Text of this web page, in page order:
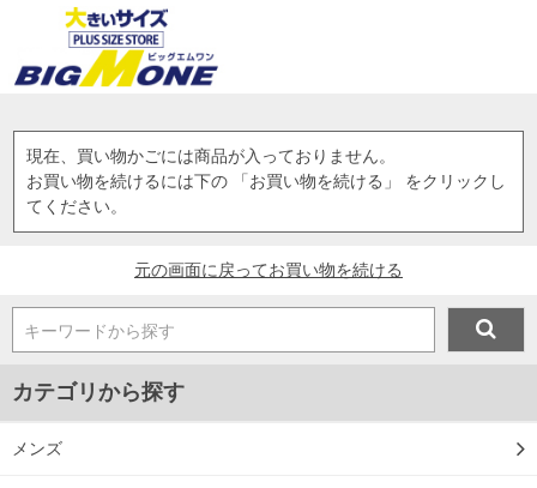
現在、買い物かごには商品が入っておりません。
お買い物を続けるには下の 「お買い物を続ける」 をクリックし
てください。
元の画面に戻ってお買い物を続ける
キーワードから探す
カテゴリから探す
メンズ